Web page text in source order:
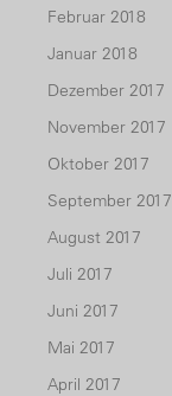
Februar 2018
Januar 2018
Dezember 2017
November 2017
Oktober 2017
September 2017
August 2017
Juli 2017
Juni 2017
Mai 2017
April 2017